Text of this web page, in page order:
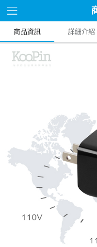
商品資訊 詳細介紹